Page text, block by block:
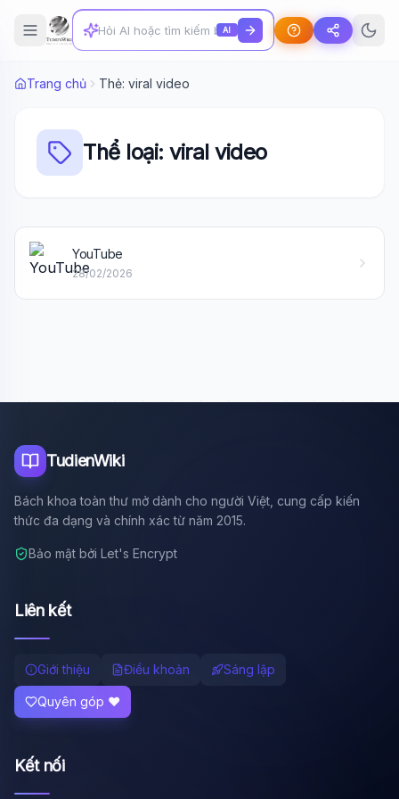
AI
Trang chủ Thẻ: viral video
Thể loại: viral video
YouTube
28/02/2026
TudienWiki
Bách khoa toàn thư mở dành cho người Việt, cung cấp kiến
thức đa dạng và chính xác từ năm 2015.
Bảo mật bởi Let's Encrypt
Liên kết
Giới thiệu Điều khoản Sáng lập
Quyên góp ❤️
Kết nối
🤖Sẵn sàng hỗ trợ
Tôi là trợ lý AI của TuDienWiki. Hãy hỏi tôi bất kỳ điều gì
🪐 Sao Mộc là gì?
🔬 Albert Einstein